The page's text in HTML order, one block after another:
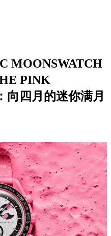
MOONSWATCH
PINK
向四月的迷你满月